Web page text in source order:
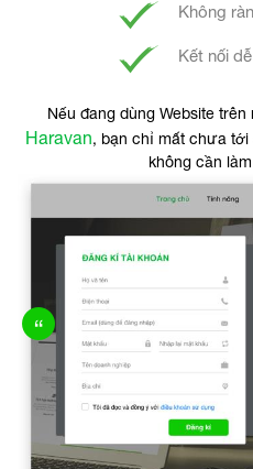
Không
Kết nối
Nếu đang dùng Website trên
Haravan, bạn chỉ mất chưa tới
không cần